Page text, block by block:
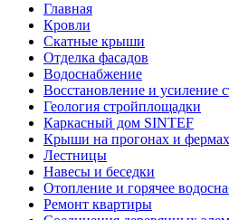
Главная
Кровли
Скатные крыши
Отделка фасадов
Водоснабжение
Восстановление и усиление
Геология стройплощадки
Каркасный дом SINTEF
Крыши на прогонах и фермах
Лестницы
Навесы и беседки
Отопление и горячее
Ремонт квартиры